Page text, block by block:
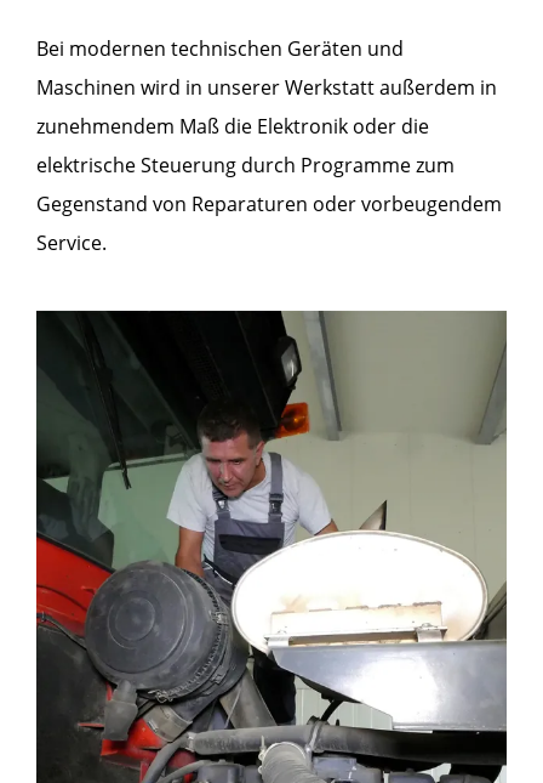
Bei modernen technischen Geräten und
Maschinen wird in unserer Werkstatt außerdem in
zunehmendem Maß die Elektronik oder die
elektrische Steuerung durch Programme zum
Gegenstand von Reparaturen oder vorbeugendem
Service.